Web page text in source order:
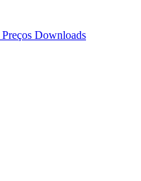
Preços Downloads